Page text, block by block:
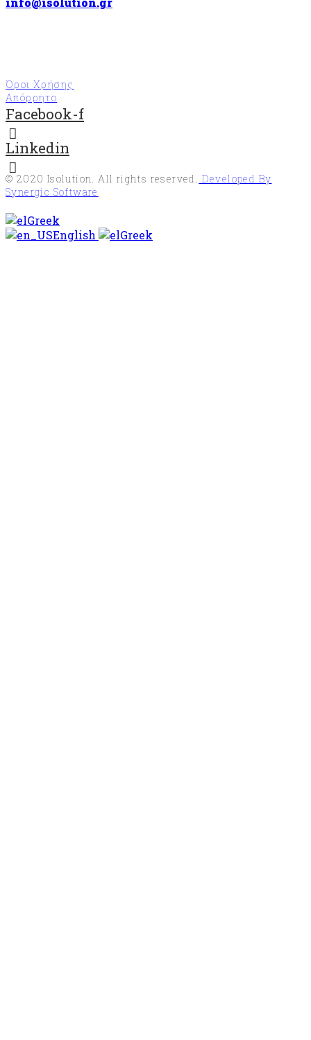
Όροι Χρήσης
Απόρρητο
Facebook-f
Linkedin
© 2020 Isolution. All rights reserved. Developed By
Synergic Software
Greek
English
Greek